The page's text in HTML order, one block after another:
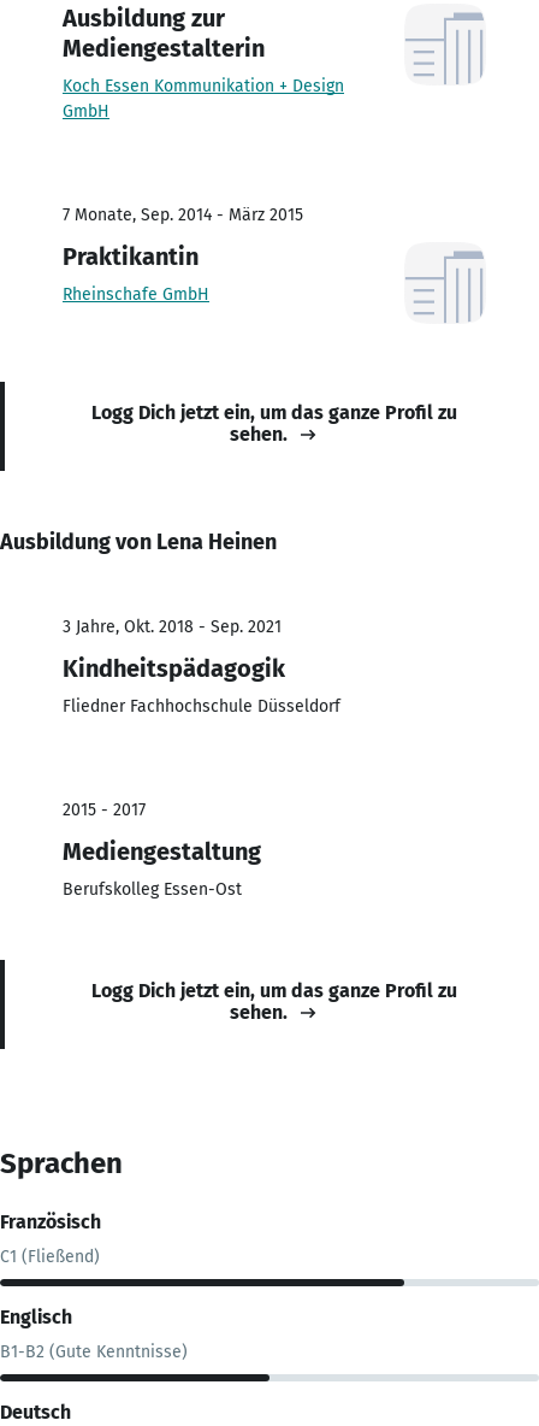
Ausbildung zur
Mediengestalterin
Koch Essen Kommunikation + Design
GmbH
7 Monate, Sep. 2014 - März 2015
Praktikantin
Rheinschafe GmbH
Logg Dich jetzt ein, um das ganze Profil zu
sehen.
Ausbildung von Lena Heinen
3 Jahre, Okt. 2018 - Sep. 2021
Kindheitspädagogik
Fliedner Fachhochschule Düsseldorf
2015 - 2017
Mediengestaltung
Berufskolleg Essen-Ost
Logg Dich jetzt ein, um das ganze Profil zu
sehen.
Sprachen
Französisch
C1 (Fließend)
Englisch
B1-B2 (Gute Kenntnisse)
Deutsch